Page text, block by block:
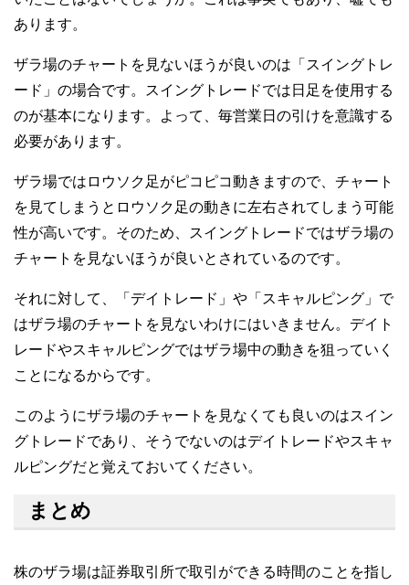
あります。
ザラ場のチャートを見ないほうが良いのは「スイングトレ
ード」の場合です。スイングトレードでは日足を使用する
のが基本になります。よって、毎営業日の引けを意識する
必要があります。
ザラ場ではロウソク足がピコピコ動きますので、チャート
を見てしまうとロウソク足の動きに左右されてしまう可能
性が高いです。そのため、スイングトレードではザラ場の
チャートを見ないほうが良いとされているのです。
それに対して、「デイトレード」や「スキャルピング」で
はザラ場のチャートを見ないわけにはいきません。デイト
レードやスキャルピングではザラ場中の動きを狙っていく
ことになるからです。
このようにザラ場のチャートを見なくても良いのはスイン
グトレードであり、そうでないのはデイトレードやスキャ
ルピングだと覚えておいてください。
まとめ
株のザラ場は証券取引所で取引ができる時間のことを指し